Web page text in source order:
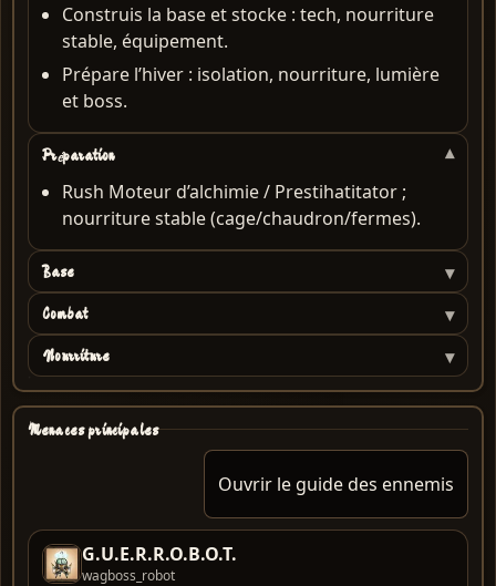
Construis la base et stocke : tech, nourriture
stable, équipement.
Prépare l’hiver : isolation, nourriture, lumière
et boss.
Préparation
Rush Moteur d’alchimie / Prestihatitator ;
nourriture stable (cage/chaudron/fermes).
Base
Combat
Nourriture
Menaces principales
Ouvrir le guide des ennemis
G.U.E.R.R.O.B.O.T.
wagboss_robot